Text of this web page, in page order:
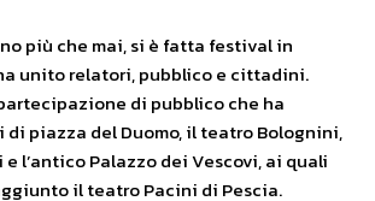
più che mai, si è fatta festival in
unito relatori, pubblico e cittadini.
di pubblico che ha
piazza del Duomo, il teatro Bolognini,
l’antico Palazzo dei Vescovi, ai quali
il teatro Pacini di Pescia.